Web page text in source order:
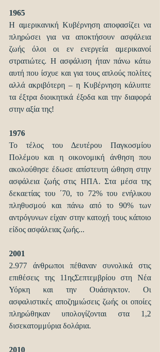
1965
Η αμερικανική Κυβέρνηση αποφασίζει να
πληρώσει για να αποκτήσουν ασφάλεια
ζωής όλοι οι εν ενεργεία αμερικανοί
στρατιώτες. Η ασφάλιση ήταν πάνω κάτω
αυτή που ίσχυε και για τους απλούς πολίτες
αλλά ακριβότερη – η Κυβέρνηση κάλυπτε
τα έξτρα διοικητικά έξοδα και την διαφορά
στην αξία της!
1976
Το τέλος του Δευτέρου Παγκοσμίου
Πολέμου και η οικονομική άνθηση που
ακολούθησε έδωσε απίστευτη ώθηση στην
ασφάλεια ζωής στις ΗΠΑ. Στα μέσα της
δεκαετίας του ΄70, το 72% του ενήλικου
πληθυσμού και πάνω από το 90% των
αντρόγυνων είχαν στην κατοχή τους κάποιο
είδος ασφάλειας ζωής...
2001
2.977 άνθρωποι πέθαναν συνολικά στις
επιθέσεις της 11ηςΣεπτεμβρίου στη Νέα
Υόρκη και την Ουάσιγκτον. Οι
ασφαλιστικές αποζημιώσεις ζωής οι οποίες
πληρώθηκαν υπολογίζονται στα 1,2
δισεκατομμύρια δολάρια.
2010